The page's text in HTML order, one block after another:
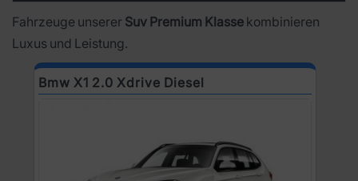
Fahrzeuge unserer Suv Premium Klasse kombinieren
Luxus und Leistung.
Bmw X1 2.0 Xdrive Diesel